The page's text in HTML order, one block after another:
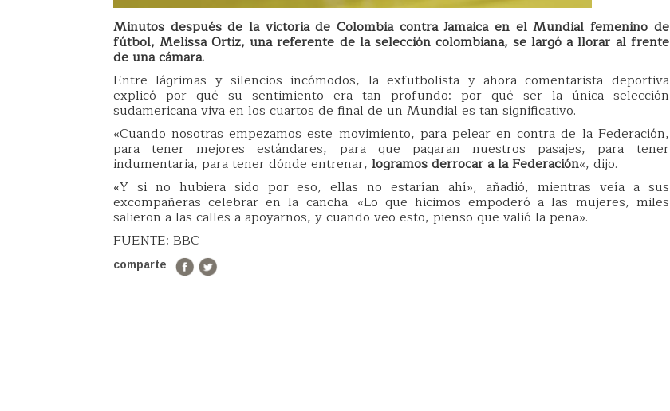
Minutos después de la victoria de Colombia contra Jamaica en el Mundial femenino de
fútbol, Melissa Ortiz, una referente de la selección colombiana, se largó a llorar al frente
de una cámara.
Entre lágrimas y silencios incómodos, la exfutbolista y ahora comentarista deportiva
explicó por qué su sentimiento era tan profundo: por qué ser la única selección
sudamericana viva en los cuartos de final de un Mundial es tan significativo.
«Cuando nosotras empezamos este movimiento, para pelear en contra de la Federación,
para tener mejores estándares, para que pagaran nuestros pasajes, para tener
indumentaria, para tener dónde entrenar, logramos derrocar a la Federación«, dijo.
«Y si no hubiera sido por eso, ellas no estarían ahí», añadió, mientras veía a sus
excompañeras celebrar en la cancha. «Lo que hicimos empoderó a las mujeres, miles
salieron a las calles a apoyarnos, y cuando veo esto, pienso que valió la pena».
FUENTE: BBC
comparte